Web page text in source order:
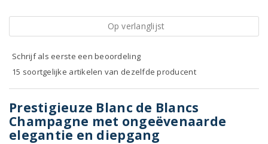
Op verlanglijst
Schrijf als eerste een beoordeling
15 soortgelijke artikelen van dezelfde producent
Prestigieuze Blanc de Blancs
Champagne met ongeëvenaarde
elegantie en diepgang